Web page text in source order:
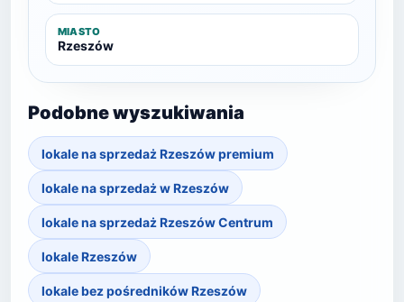
MIASTO
Rzeszów
Podobne wyszukiwania
lokale na sprzedaż Rzeszów premium
lokale na sprzedaż w Rzeszów
lokale na sprzedaż Rzeszów Centrum
lokale Rzeszów
lokale bez pośredników Rzeszów